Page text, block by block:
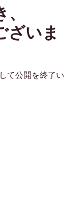
ざいま
て公開を終了い